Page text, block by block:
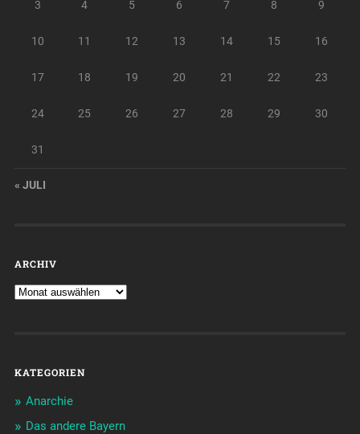
3 4 5 6 7 8 9
10 11 12 13 14 15 16
17 18 19 20 21 22 23
24 25 26 27 28 29 30
31
« JULI
ARCHIV
KATEGORIEN
Anarchie
Das andere Bayern